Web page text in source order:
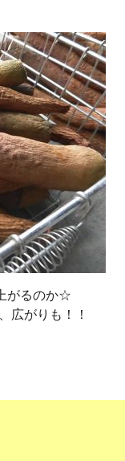
がるのか☆
広がりも！！